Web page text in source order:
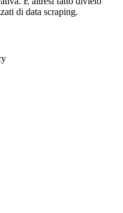
di data scraping.